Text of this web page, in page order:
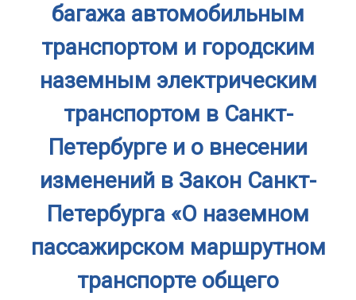
багажа автомобильным
транспортом и городским
наземным электрическим
транспортом в Санкт-
Петербурге и о внесении
изменений в Закон Санкт-
Петербурга «О наземном
пассажирском маршрутном
транспорте общего